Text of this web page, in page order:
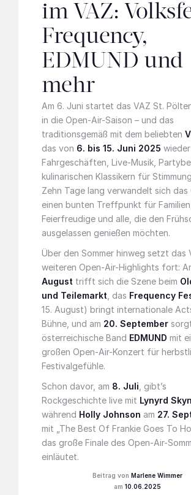
im VAZ:
Frequency,
EDMUND und
mehr
Am 6. Juni startet das VAZ St.
in die Open-Air-Saison – und das
traditionsgemäß mit dem beliebten
das von 6. bis 15. Juni 2025
Fahrgeschäften, Live-Musik,
kulinarischen Klassikern für
Zehn Tage lang verwandelt sich das
einen bunten Treffpunkt für Familien,
Feierfreudige und alle, die den
ausgelassen genießen möchten.
Über den Sommer hinweg setzt das
weiteren Open-Air-Highlights fort:
August trifft sich die Szene beim
und Teilemarkt , das Frequency
15. August) bringt internationale
Bühne, und am 20. September
österreichische Band EDMUND mit
großen Open-Air-Konzert für
Festivalgefühle.
Schon davor, am 8. Juli , gibt’s
Rockgeschichte live mit Lynyrd
während Holly Johnson am 27.
mit „The Best Of Frankie Goes To
das große Finale des Open-Air-
einläutet.
Marlene Wimmer
10.06.2025